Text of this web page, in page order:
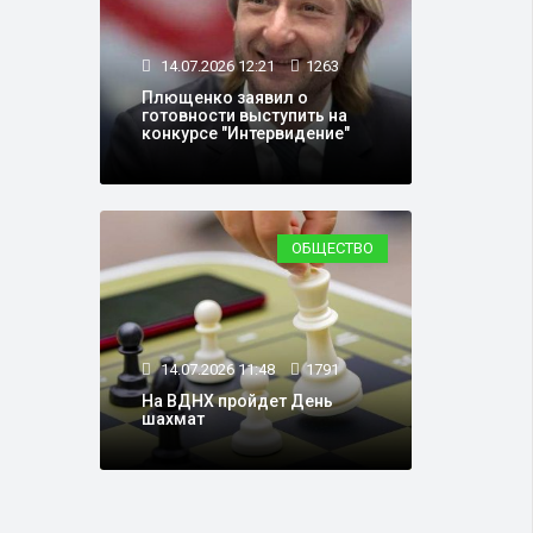
14.07.2026 12:21 1263
Плющенко заявил о
готовности выступить на
конкурсе "Интервидение"
ОБЩЕСТВО
14.07.2026 11:48 1791
На ВДНХ пройдет День
шахмат